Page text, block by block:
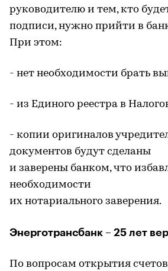
руководителю и тем, кто
подписи, нужно прийти в
При этом:
- нет необходимости брать
- из Единого реестра в
- копии оригиналов
документов будут сделаны
и заверены банком, что
необходимости
их нотариального заверения.
Энерготрансбанк – 25 лет
По вопросам открытия